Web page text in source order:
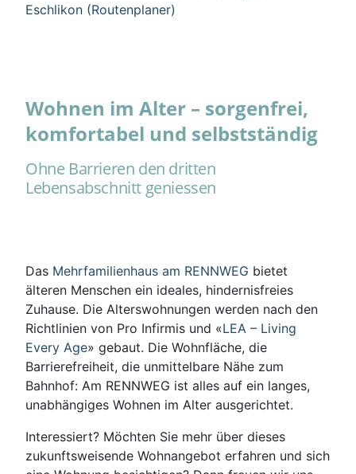
Eschlikon (Routenplaner)
Wohnen im Alter – sorgenfrei,
komfortabel und selbstständig
Ohne Barrieren den dritten
Lebensabschnitt geniessen
Das Mehrfamilienhaus am RENNWEG bietet
älteren Menschen ein ideales, hindernisfreies
Zuhause. Die Alterswohnungen werden nach den
Richtlinien von Pro Infirmis und «LEA – Living
Every Age» gebaut. Die Wohnfläche, die
Barrierefreiheit, die unmittelbare Nähe zum
Bahnhof: Am RENNWEG ist alles auf ein langes,
unabhängiges Wohnen im Alter ausgerichtet.
Interessiert? Möchten Sie mehr über dieses
zukunftsweisende Wohnangebot erfahren und sich